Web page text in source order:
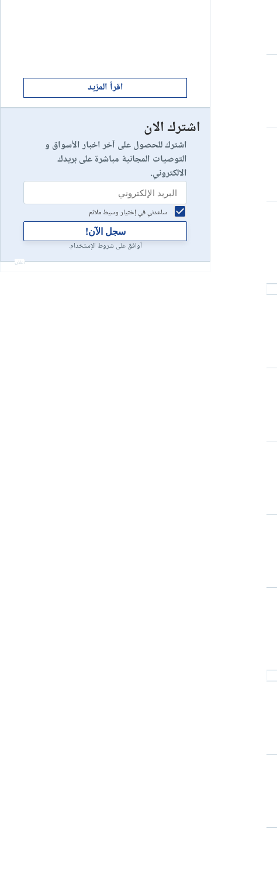
إستعراض شركة
10
اقرأ المزيد
اشترك الان
اشترك للحصول على آخر اخبار الأسواق و
التوصيات المجانية مباشرة على بريدك
الالكتروني.
ساعدني في إختيار وسيط ملائم
سجل الآن!
أوافق على شروط الإستخدام.
أعلان